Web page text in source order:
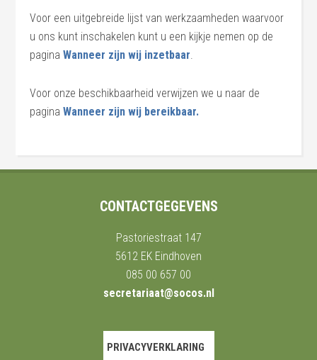
Voor een uitgebreide lijst van werkzaamheden waarvoor
u ons kunt inschakelen kunt u een kijkje nemen op de
paginaWanneer zijn wij inzetbaar.
Voor onze beschikbaarheid verwijzen we u naar de
paginaWanneer zijn wij bereikbaar.
CONTACTGEGEVENS
Pastoriestraat 147
5612 EK Eindhoven
085 00 657 00
secretariaat@socos.nl
PRIVACYVERKLARING